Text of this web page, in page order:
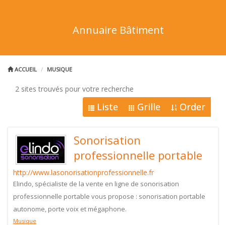
Annuaire Bâtiment
ACCUEIL MUSIQUE
2 sites trouvés pour votre recherche
Liste Grille Order
Sonorisation
professionnelle portable
http://www.lasonorisationprofessionnelle.fr
Elindo, spécialiste de la vente en ligne de sonorisation
professionnelle portable vous propose : sonorisation portable
autonome, porte voix et mégaphone.
Musique